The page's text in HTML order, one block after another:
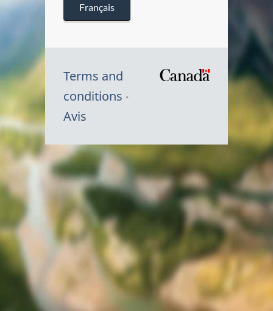
Français
Terms and
conditions
Avis
Canada